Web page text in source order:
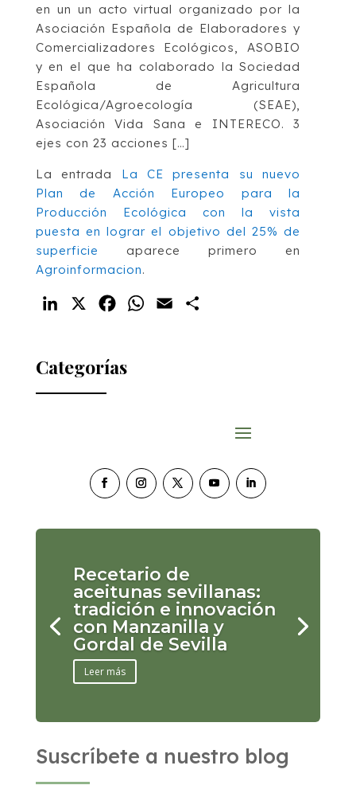
en un un acto virtual organizado por la
Asociación Española de Elaboradores y
Comercializadores Ecológicos, ASOBIO
y en el que ha colaborado la Sociedad
Española de Agricultura
Ecológica/Agroecología (SEAE),
Asociación Vida Sana e INTERECO. 3
ejes con 23 acciones […]
La entrada La CE presenta su nuevo
Plan de Acción Europeo para la
Producción Ecológica con la vista
puesta en lograr el objetivo del 25% de
superficie aparece primero en
Agroinformacion.
LinkedIn FacebookWhatsApp
Email
Categorías
Recetario de
aceitunas sevillanas:
tradición e innovación
con Manzanilla y
Gordal de Sevilla
Leer más
Suscríbete a nuestro blog